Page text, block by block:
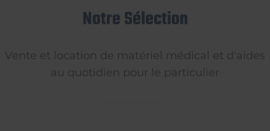
Notre Sélection
Vente et location de matériel médical et d'aides
au quotidien pour le particulier